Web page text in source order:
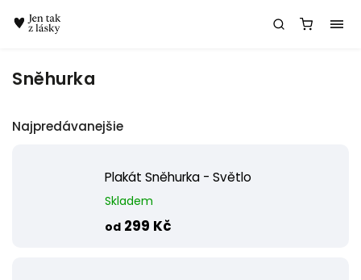
Sněhurka
Najpredávanejšie
Plakát Sněhurka - Světlo
Skladem
od 299 Kč